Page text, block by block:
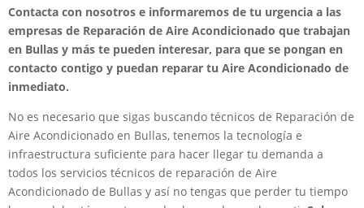
Contacta con nosotros e informaremos de tu urgencia a las
empresas de Reparación de Aire Acondicionado que trabajan
en Bullas y más te pueden interesar, para que se pongan en
contacto contigo y puedan reparar tu Aire Acondicionado de
inmediato.
No es necesario que sigas buscando técnicos de Reparación de
Aire Acondicionado en Bullas, tenemos la tecnología e
infraestructura suficiente para hacer llegar tu demanda a
todos los servicios técnicos de reparación de Aire
Acondicionado de Bullas y así no tengas que perder tu tiempo